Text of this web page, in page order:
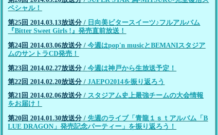
ペシャル！
第25回 2014.03.13放送分 / 日向美ビタースイーツ♪フルアルバム
『Bitter Sweet Girls !』発売直前放送！
第24回 2014.03.06放送分 /今週はpop'n musicとBEMANIスタジア
ムのサントラCD発売！
第23回 2014.02.27放送分 /今週は神戸から生放送予定！
第22回 2014.02.20放送分 /JAEPO2014を振り返ろう
第21回 2014.02.06放送分 / スタジアム史上最強チームの大会情報
をお届け！
第20回 2014.01.30放送分 /先週のライブ「青龍１ｓｔアルバム「B
LUE DRAGON」発売記念パーティー」を振り返ろう！